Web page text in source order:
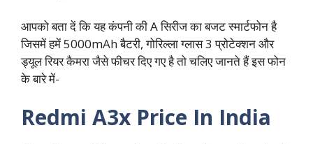
आपको बता दें कि यह कंपनी की A सिरीज का बजट स्मार्टफोन है
जिसमें हमें 5000mAh बैटरी, गोरिल्ला ग्लास 3 प्रोटेक्शन और
ड्यूल रियर कैमरा जैसे फीचर दिए गए है तो चलिए जानते हैं इस फोन
के बारे में-
Redmi A3x Price In India